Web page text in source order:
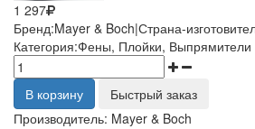
1 297
Бренд:Mayer & Boch|Страна-
Категория:Фены, Плойки, Выпрямители
В корзину
Быстрый заказ
Производитель: Mayer & Boch